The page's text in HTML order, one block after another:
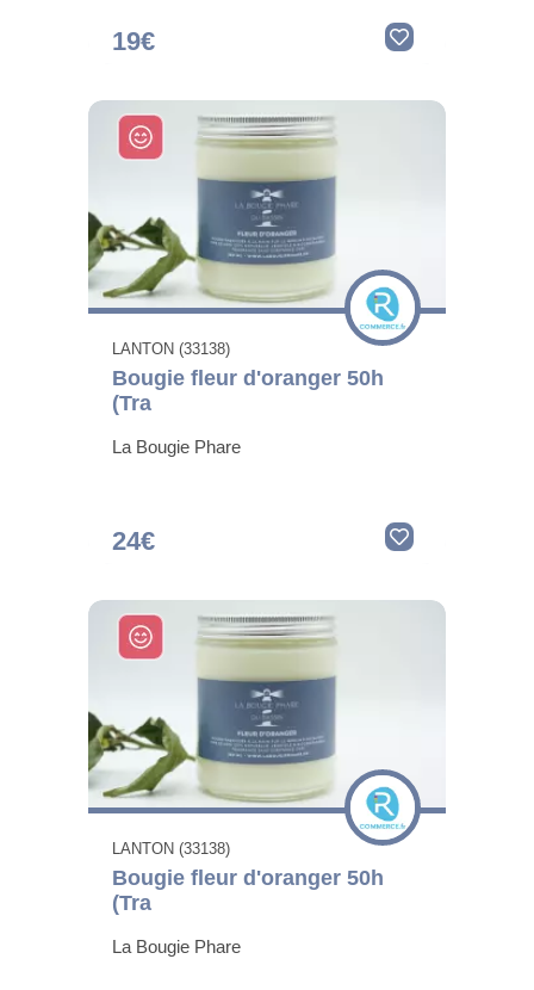
19€
LANTON (33138)
Bougie fleur d'oranger 50h
(Tra
La Bougie Phare
24€
LANTON (33138)
Bougie fleur d'oranger 50h
(Tra
La Bougie Phare